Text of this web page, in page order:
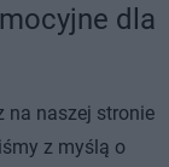
dla
na naszej stronie
z myślą o